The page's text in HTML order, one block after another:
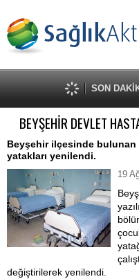
SON
BEYŞEHİR DEVLET
Beyşehir ilçesinde bulunan
yatakları yenilendi.
19
değiştirilerek yenilendi.